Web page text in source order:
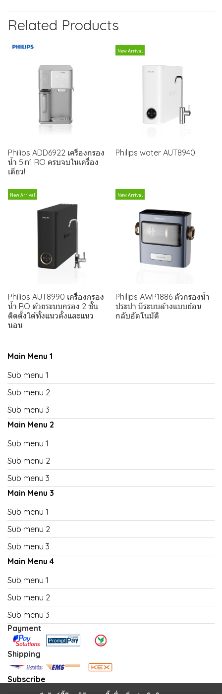
Related Products
Philips ADD6922 เครื่องกรอง
น้ำ 5in1 RO ครบจบในเครื่อง
เดียว!
New Arrival
Philips water AUT8940
New Arrival
Philips AUT8990 เครื่องกรอง
น้ำ RO ด้วยระบบกรอง 2 ชั้น
ติดตั้งได้ทั้งแนวตั้งและแนว
นอน
New Arrival
Philips AWP1886 ตัวกรองน้ำ
ประปา มีระบบล้างแบบย้อน
กลับอัตโนมัติ
Main Menu 1
Sub menu 1
Sub menu 2
Sub menu 3
Main Menu 2
Sub menu 1
Sub menu 2
Sub menu 3
Main Menu 3
Sub menu 1
Sub menu 2
Sub menu 3
Main Menu 4
Sub menu 1
Sub menu 2
Sub menu 3
Payment
Shipping
Subscribe